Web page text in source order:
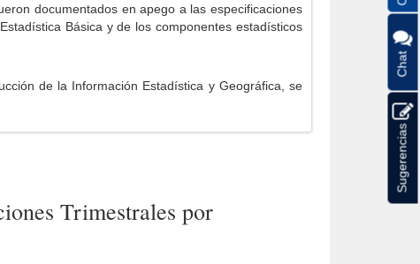
documentados en apego a las especificaciones
Básica y de los componentes estadísticos
de la Información Estadística y Geográfica, se
Trimestrales por
Chat
Sugerencias